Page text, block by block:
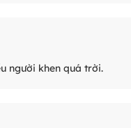
người khen quá trời.